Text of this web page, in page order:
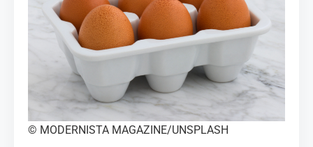
© MODERNISTA MAGAZINE/UNSPLASH